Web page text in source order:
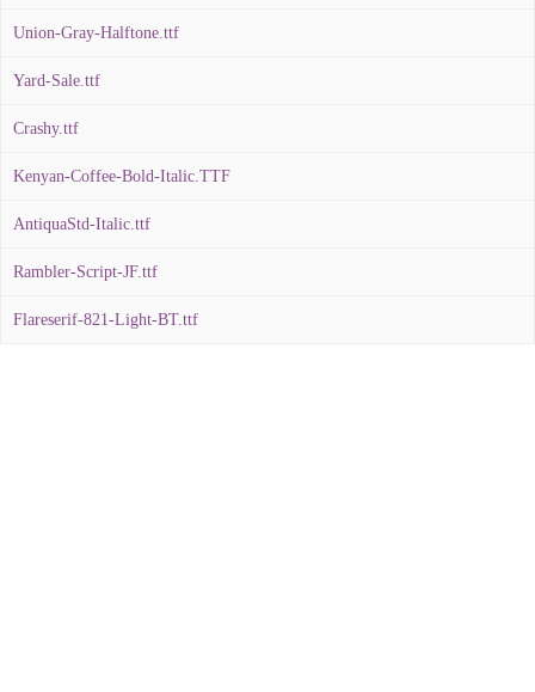
Union-Gray-Halftone.ttf
Yard-Sale.ttf
Crashy.ttf
Kenyan-Coffee-Bold-Italic.TTF
AntiquaStd-Italic.ttf
Rambler-Script-JF.ttf
Flareserif-821-Light-BT.ttf